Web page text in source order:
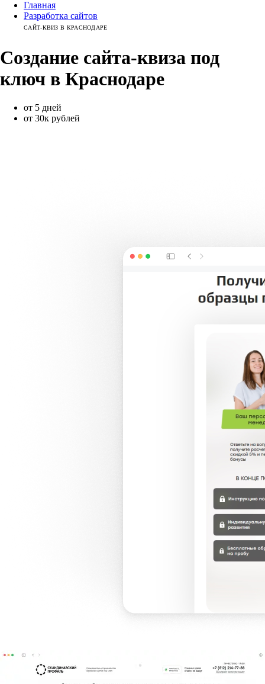
Главная
Разработка сайтов
САЙТ-КВИЗ В КРАСНОДАРЕ
Создание сайта-квиза под
ключ в Краснодаре
от 5 дней
от 30к рублей